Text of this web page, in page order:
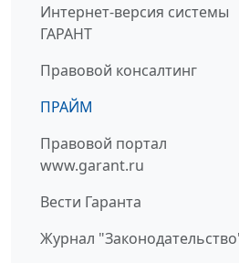
Интернет-версия системы
ГАРАНТ
Правовой консалтинг
ПРАЙМ
Правовой портал
www.garant.ru
Вести Гаранта
Журнал